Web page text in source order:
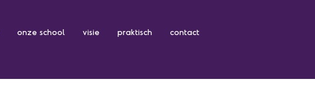
onze school visie praktisch contact